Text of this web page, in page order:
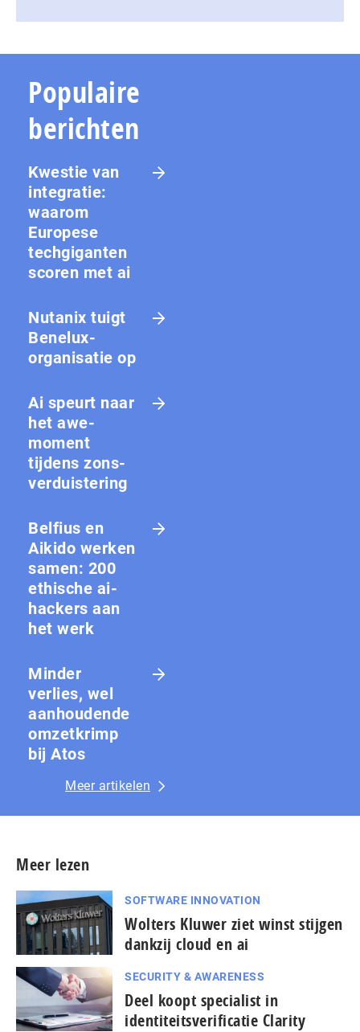
Populaire
berichten
Kwestie van
integratie:
waarom
Europese
techgiganten
scoren met ai
Nutanix tuigt
Benelux-
organisatie op
Ai speurt naar
het awe-
moment
tijdens zons­
ver­duis­te­ring
Belfius en
Aikido werken
samen: 200
ethische ai-
hackers aan
het werk
Minder
verlies, wel
aanhoudende
omzetkrimp
bij Atos
Meer artikelen
Meer lezen
SOFTWARE INNOVATION
Wolters Kluwer ziet winst stijgen
dankzij cloud en ai
SECURITY & AWARENESS
Deel koopt specialist in
identiteitsverificatie Clarity